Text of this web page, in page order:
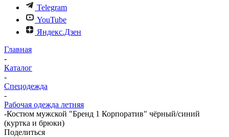
Telegram
YouTube
Яндекс.Дзен
Главная
-
Каталог
-
Спецодежда
-
Рабочая одежда летняя
-Костюм мужской "Бренд 1 Корпоратив" чёрный/синий
(куртка и брюки)
Поделиться